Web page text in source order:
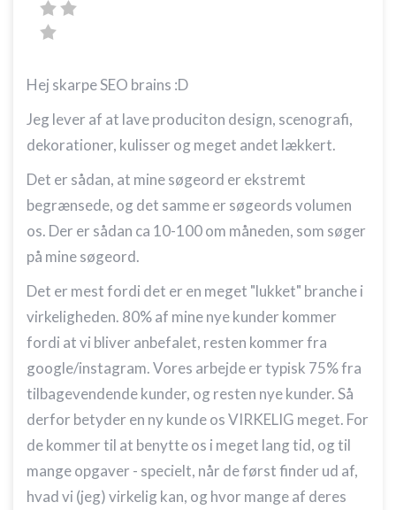
Hej skarpe SEO brains :D
Jeg lever af at lave produciton design, scenografi,
dekorationer, kulisser og meget andet lækkert.
Det er sådan, at mine søgeord er ekstremt
begrænsede, og det samme er søgeords volumen
os. Der er sådan ca 10-100 om måneden, som søger
på mine søgeord.
Det er mest fordi det er en meget "lukket" branche i
virkeligheden. 80% af mine nye kunder kommer
fordi at vi bliver anbefalet, resten kommer fra
google/instagram. Vores arbejde er typisk 75% fra
tilbagevendende kunder, og resten nye kunder. Så
derfor betyder en ny kunde os VIRKELIG meget. For
de kommer til at benytte os i meget lang tid, og til
mange opgaver - specielt, når de først finder ud af,
hvad vi (jeg) virkelig kan, og hvor mange af deres